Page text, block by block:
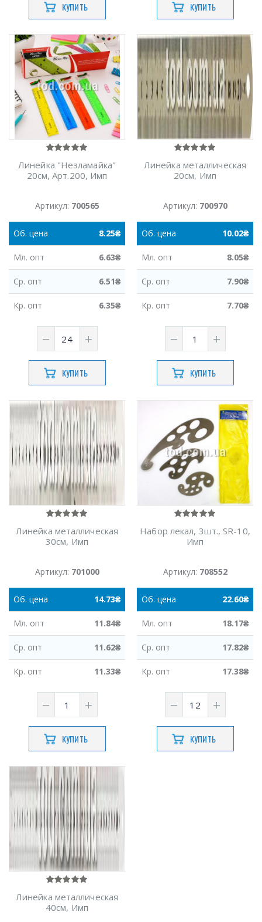
КУПИТЬ КУПИТЬ
Линейка "Незламайка"
20см, Арт.200, Имп
Артикул: 700565
Об. цена 8.25₴
Мл. опт 6.63₴
Ср. опт 6.51₴
Кр. опт 6.35₴
КУПИТЬ
Линейка металлическая
20см, Имп
Артикул: 700970
Об. цена 10.02₴
Мл. опт 8.05₴
Ср. опт 7.90₴
Кр. опт 7.70₴
КУПИТЬ
Линейка металлическая
30см, Имп
Артикул: 701000
Об. цена 14.73₴
Мл. опт 11.84₴
Ср. опт 11.62₴
Кр. опт 11.33₴
КУПИТЬ
Набор лекал, 3шт., SR-10,
Имп
Артикул: 708552
Об. цена 22.60₴
Мл. опт 18.17₴
Ср. опт 17.82₴
Кр. опт 17.38₴
КУПИТЬ
Линейка металлическая
40см, Имп